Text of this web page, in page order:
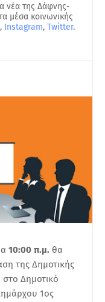
νέα της Δάφνης-
μέσα κοινωνικής
, Instagram, Twitter.
10:00 π.μ. θα
της Δημοτικής
Δημοτικό
1ος